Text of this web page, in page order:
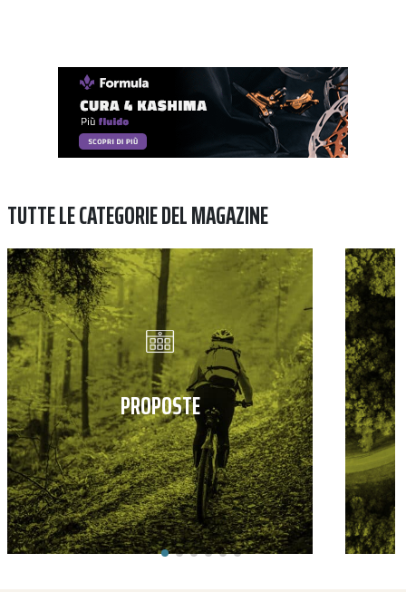
TUTTE LE CATEGORIE DEL MAGAZINE
PROPOSTE